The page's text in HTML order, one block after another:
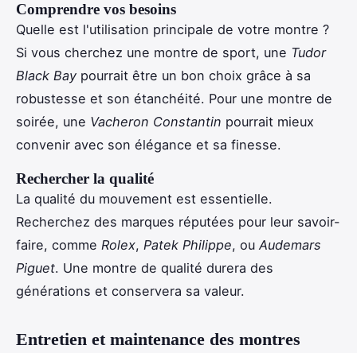
Comprendre vos besoins
Quelle est l'utilisation principale de votre montre ?
Si vous cherchez une montre de sport, une Tudor
Black Bay pourrait être un bon choix grâce à sa
robustesse et son étanchéité. Pour une montre de
soirée, une Vacheron Constantin pourrait mieux
convenir avec son élégance et sa finesse.
Rechercher la qualité
La qualité du mouvement est essentielle.
Recherchez des marques réputées pour leur savoir-
faire, comme Rolex, Patek Philippe, ou Audemars
Piguet. Une montre de qualité durera des
générations et conservera sa valeur.
Entretien et maintenance des montres